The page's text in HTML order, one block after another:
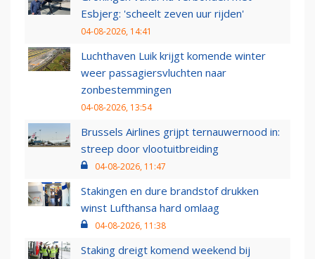
Esbjerg: 'scheelt zeven uur rijden'
04-08-2026, 14:41
Luchthaven Luik krijgt komende winter
weer passagiersvluchten naar
zonbestemmingen
04-08-2026, 13:54
Brussels Airlines grijpt ternauwernood in:
streep door vlootuitbreiding
04-08-2026, 11:47
Stakingen en dure brandstof drukken
winst Lufthansa hard omlaag
04-08-2026, 11:38
Staking dreigt komend weekend bij